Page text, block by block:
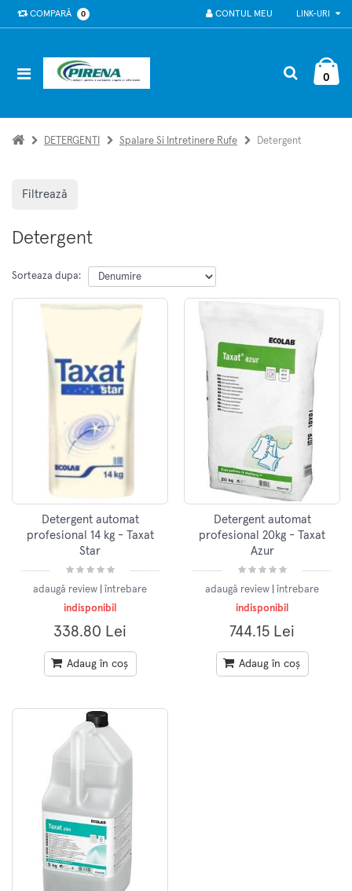
COMPARĂ 0 LINK-URI
CONTUL MEU
0
DETERGENTI Spalare Si Intretinere Rufe Detergent
Filtrează
Detergent
Sorteaza dupa:
Detergent automat
profesional 14 kg - Taxat
Star
adaugă review
întrebare
indisponibil
338.80 Lei
Adaug în coș
Detergent automat
profesional 20kg - Taxat
Azur
adaugă review
întrebare
indisponibil
744.15 Lei
Adaug în coș